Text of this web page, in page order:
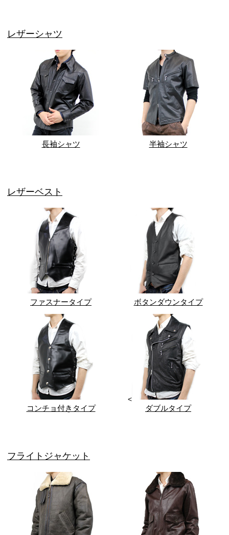
レザーシャツ
長袖シャツ 半袖シャツ
レザーベスト
ファスナータイプ ボタンダウンタイプ
コンチョ付きタイプ
<
ダブルタイプ
フライトジャケット